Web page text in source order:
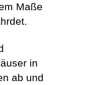
Maße
in
ab und